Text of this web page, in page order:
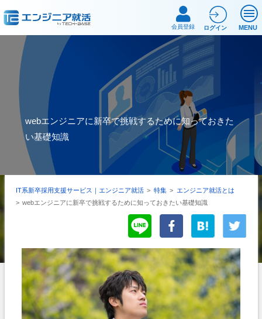
MENU
会員登録 ログイン
webエンジニアに新卒で挑戦するために知っておきた
い基礎知識
IT系新卒採用支援サービス｜エンジニア就活 > 特集 > エンジニア就活とは
> webエンジニアに新卒で挑戦するために知っておきたい基礎知識